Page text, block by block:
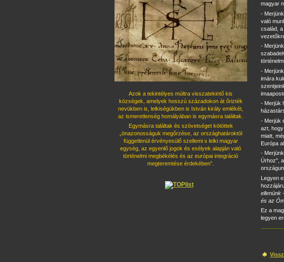
magyar
-
való
család,
-
-
imára
- Merjük
- Merjük
azt,
miatt,
Európa
-
Úrhoz",
Legyen
ellenünk-
és az
Ez a
legyen
Azok a tekintélyes múltra visszatekintő kis
községek, amelyek hosszú századokon át őrizték
nevükben is, lelkiségükben is István király emlékét,
az ismeretlenség homályában is egymásra találtak.
Egymásra találtak és szövetséget kötöttek
„önazonosságuk megőrzése, az országhatároktól
függetlenül érvényesülő szellemi s lelki magyar
egység, az egyenlő jogok és esélyek alapján való
történelmi megbékélés és az európai integráció
megteremtése érdekében”.